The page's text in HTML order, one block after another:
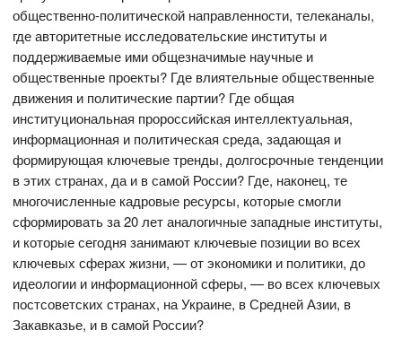
общественно-политической направленности, телеканалы,
где авторитетные исследовательские институты и
поддерживаемые ими общезначимые научные и
общественные проекты? Где влиятельные общественные
движения и политические партии? Где общая
институциональная пророссийская интеллектуальная,
информационная и политическая среда, задающая и
формирующая ключевые тренды, долгосрочные тенденции
в этих странах, да и в самой России? Где, наконец, те
многочисленные кадровые ресурсы, которые смогли
сформировать за 20 лет аналогичные западные институты,
и которые сегодня занимают ключевые позиции во всех
ключевых сферах жизни, — от экономики и политики, до
идеологии и информационной сферы, — во всех ключевых
постсоветских странах, на Украине, в Средней Азии, в
Закавказье, и в самой России?